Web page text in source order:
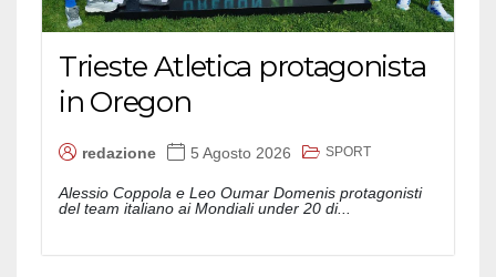
Trieste Atletica protagonista
in Oregon
redazione 5 Agosto 2026 SPORT
Alessio Coppola e Leo Oumar Domenis protagonisti
del team italiano ai Mondiali under 20 di...